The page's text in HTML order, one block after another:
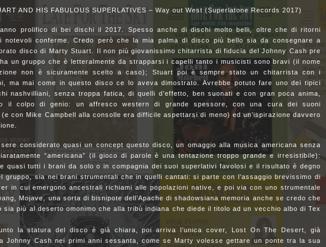
AND HIS FABULOUS SUPERLATIVES – Way out West (Superlatone Records 2017)
prolifico di bei dischi il 2017. Spesso anche di dischi molto belli, oltre che di ritorni
notevoli conferme. Credo però che la mia palma di disco più bello sia da consegnare a
disco di Marty Stuart. Il non più giovanissimo chitarrista di fiducia del Johnny Cash pre
un gruppo che è letteralmente da strapparsi i capelli tanto i musicisti sono bravi (il nome
non è sicuramente scelto a caso); Stuart poi è sempre stato un chitarrista con i
ma mai come in questo disco ce lo aveva dimostrato. Avrebbe potuto fare uno dei tipici
nashvilliani, senza troppa fatica, di quelli d’effetto, ben suonati e con gran poca anima,
il colpo di genio: un affresco western di grande spessore, con una cura dei suoni
con Mike Campbell alla consolle era difficile aspettarsi di meno) ed un’ispirazione davvero
considerato quasi un concept questo disco, un omaggio alla musica americana senza
“americana” (il gioco di parole è una tentazione troppo grande e irresistibile):
quasi tutti i brani da solo o in compagnia dei suoi superlativi favolosi e il risultato è degno
gruppo, sia nei brani strumentali che in quelli cantati: si parte con l’assaggio brevissimo di
in cui emergono ancestrali richiami alle popolazioni native, e poi via con uno strumentale
Mojave, una sorta di bisnipote dell’Apache di shadowsiana memoria anche se credo che
sia più al deserto omonimo che alla tribù indiana che diede il titolo ad un vecchio albo di Tex
la statura del disco è già chiara, poi arriva l’unica cover, Lost On The Desert, già
Johnny Cash nei primi anni sessanta, come se Marty volesse gettare un ponte tra la sua